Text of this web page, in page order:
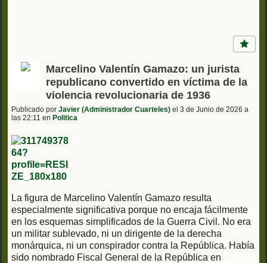
Marcelino Valentín Gamazo: un jurista
republicano convertido en víctima de la
violencia revolucionaria de 1936
Publicado por Javier (Administrador Cuarteles) el 3 de Junio de 2026 a
las 22:11 en Politica
La figura de Marcelino Valentín Gamazo resulta
especialmente significativa porque no encaja fácilmente
en los esquemas simplificados de la Guerra Civil. No era
un militar sublevado, ni un dirigente de la derecha
monárquica, ni un conspirador contra la República. Había
sido nombrado Fiscal General de la República en